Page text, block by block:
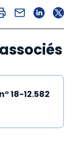
18-12.582